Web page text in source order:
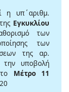
η υπ΄αριθμ.
Εγκυκλίου
των
των
της αρ.
την υποβολή
Μέτρο 11